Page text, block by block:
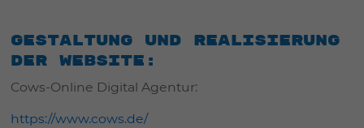
Gestaltung und Realisierung
der Website:
Cows-Online Digital Agentur:
https://www.cows.de/